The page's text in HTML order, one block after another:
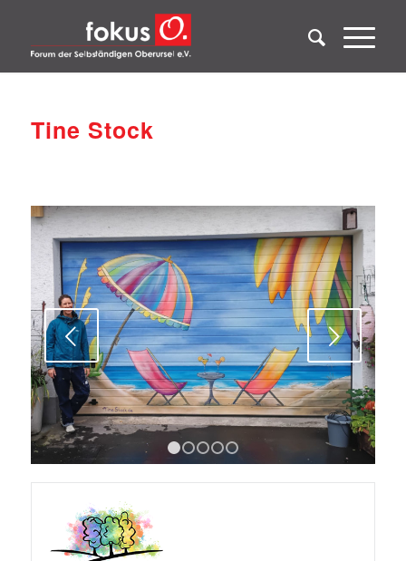
Tine Stock
Weiter
1 2 3 4 5